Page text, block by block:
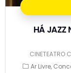
HÁ JAZZ
CINETEATRO
Ar Livre